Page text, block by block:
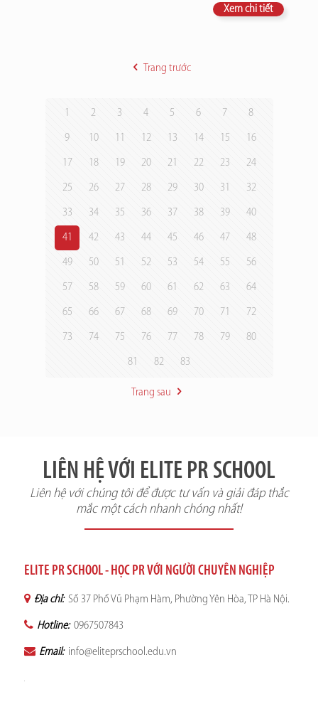
Xem chi tiết
Trang trước
1 2 3 4 5 6 7 8
9 10 11 12 13 14 15 16
17 18 19 20 21 22 23 24
25 26 27 28 29 30 31 32
33 34 35 36 37 38 39 40
41 42 43 44 45 46 47 48
49 50 51 52 53 54 55 56
57 58 59 60 61 62 63 64
65 66 67 68 69 70 71 72
73 74 75 76 77 78 79 80
81 82 83
Trang sau
LIÊN HỆ VỚI ELITE PR SCHOOL
Liên hệ với chúng tôi để được tư vấn và giải đáp thắc
mắc một cách nhanh chóng nhất!
ELITE PR SCHOOL - HỌC PR VỚI NGƯỜI CHUYÊN NGHIỆP
Địa chỉ: Số 37 Phố Vũ Phạm Hàm, Phường Yên Hòa, TP Hà Nội.
Hotline: 0967507843
Email: info@eliteprschool.edu.vn